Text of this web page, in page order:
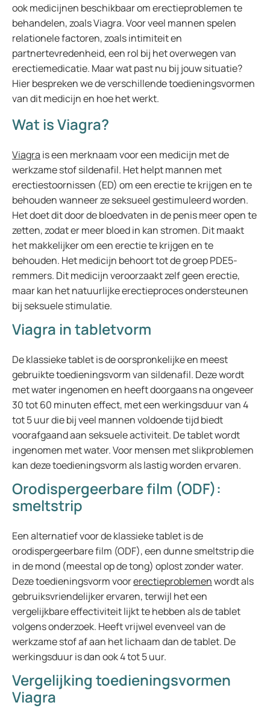
ook medicijnen beschikbaar om erectieproblemen te
behandelen, zoals Viagra. Voor veel mannen spelen
relationele factoren, zoals intimiteit en
partnertevredenheid, een rol bij het overwegen van
erectiemedicatie. Maar wat past nu bij jouw situatie?
Hier bespreken we de verschillende toedieningsvormen
van dit medicijn en hoe het werkt.
Wat is Viagra?
Viagra is een merknaam voor een medicijn met de
werkzame stof sildenafil. Het helpt mannen met
erectiestoornissen (ED) om een erectie te krijgen en te
behouden wanneer ze seksueel gestimuleerd worden.
Het doet dit door de bloedvaten in de penis meer open te
zetten, zodat er meer bloed in kan stromen. Dit maakt
het makkelijker om een erectie te krijgen en te
behouden. Het medicijn behoort tot de groep PDE5-
remmers. Dit medicijn veroorzaakt zelf geen erectie,
maar kan het natuurlijke erectieproces ondersteunen
bij seksuele stimulatie.
Viagra in tabletvorm
De klassieke tablet is de oorspronkelijke en meest
gebruikte toedieningsvorm van sildenafil. Deze wordt
met water ingenomen en heeft doorgaans na ongeveer
30 tot 60 minuten effect, met een werkingsduur van 4
tot 5 uur die bij veel mannen voldoende tijd biedt
voorafgaand aan seksuele activiteit. De tablet wordt
ingenomen met water. Voor mensen met slikproblemen
kan deze toedieningsvorm als lastig worden ervaren.
Orodispergeerbare film (ODF):
smeltstrip
Een alternatief voor de klassieke tablet is de
orodispergeerbare film (ODF), een dunne smeltstrip die
in de mond (meestal op de tong) oplost zonder water.
Deze toedieningsvorm voorerectieproblemenwordt als
gebruiksvriendelijker ervaren, terwijl het een
vergelijkbare effectiviteit lijkt te hebben als de tablet
volgens onderzoek. Heeft vrijwel evenveel van de
werkzame stof af aan het lichaam dan de tablet. De
werkingsduur is dan ook 4 tot 5 uur.
Vergelijking toedieningsvormen
Viagra